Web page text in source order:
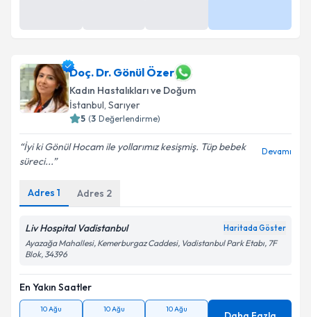
Doç. Dr. Gönül Özer
Kadın Hastalıkları ve Doğum
İstanbul, Sarıyer
( Değerlendirme)
İyi ki Gönül Hocam ile yollarımız kesişmiş. Tüp bebek
süreci...
Adres 1 Adres 2
Liv Hospital Vadistanbul
Ayazağa Mahallesi, Kemerburgaz Caddesi, Vadistanbul Park Etabı, 7F
Blok, 34396
En Yakın Saatler